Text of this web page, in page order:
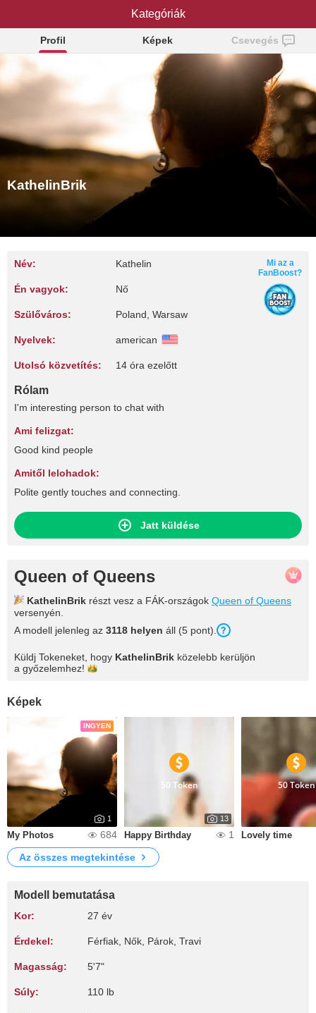
KathelinBrik
Profil Képek Csevegés
KathelinBrik
Név: Kathelin
Én vagyok: Nő
Szülőváros: Poland, Warsaw
Nyelvek: american
Utolsó közvetítés: 14 óra ezelőtt
Mi az a
FanBoost?
Rólam
I'm interesting person to chat with
Ami felizgat:
Good kind people
Amitől lelohadok:
Polite gently touches and connecting.
Jatt küldése
Queen of Queens
KathelinBrik részt vesz a FÁK-országok Queen of Queens
versenyén.
A modell jelenleg az 3118 helyen áll (5 pont).
Küldj Tokeneket, hogy KathelinBrik közelebb kerüljön
a győzelemhez!
Képek
INGYEN
1
My Photos 684
50 Token
13
Happy Birthday 1
50 Token
Lovely time
Az összes megtekintése
Modell bemutatása
Kor: 27 év
Érdekel: Férfiak, Nők, Párok, Travi
Magasság: 5'7"
Súly: 110 lb
Kategóriák